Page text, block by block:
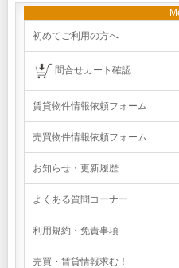
初めてご利用の方へ
問合せカート確認
賃貸物件情報依頼フォーム
売買物件情報依頼フォーム
お知らせ・更新履歴
よくある質問コーナー
利用規約・免責事項
売買・賃貸情報求む！